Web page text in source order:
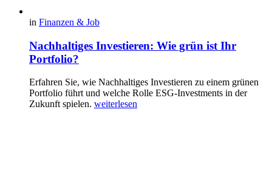
in Finanzen & Job
Nachhaltiges Investieren: Wie grün ist Ihr
Portfolio?
Erfahren Sie, wie Nachhaltiges Investieren zu einem grünen
Portfolio führt und welche Rolle ESG-Investments in der
Zukunft spielen. weiterlesen